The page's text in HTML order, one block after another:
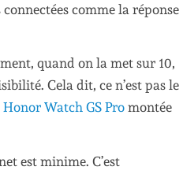
comme la réponse
quand on la met sur 10,
Cela dit, ce n’est pas le
Honor Watch GS Pro montée
est minime. C’est